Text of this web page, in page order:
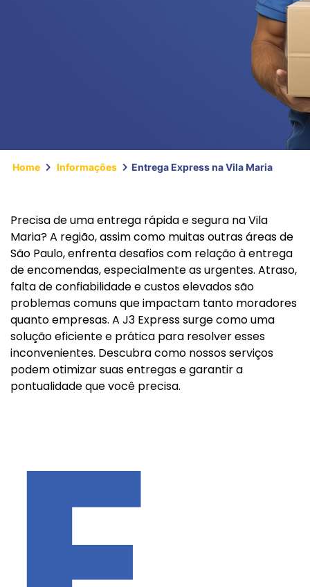
Home Informações Entrega Express na Vila Maria
Precisa de uma entrega rápida e segura na Vila
Maria? A região, assim como muitas outras áreas de
São Paulo, enfrenta desafios com relação à entrega
de encomendas, especialmente as urgentes. Atraso,
falta de confiabilidade e custos elevados são
problemas comuns que impactam tanto moradores
quanto empresas. A J3 Express surge como uma
solução eficiente e prática para resolver esses
inconvenientes. Descubra como nossos serviços
podem otimizar suas entregas e garantir a
pontualidade que você precisa.